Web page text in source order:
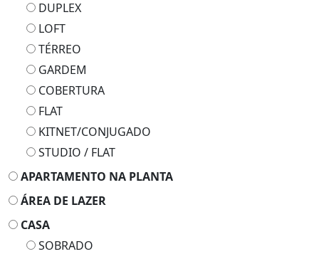
DUPLEX
LOFT
TÉRREO
GARDEM
COBERTURA
FLAT
KITNET/CONJUGADO
STUDIO / FLAT
APARTAMENTO NA PLANTA
ÁREA DE LAZER
CASA
SOBRADO